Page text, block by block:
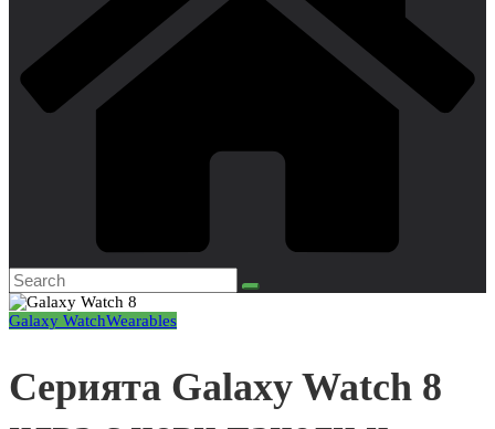
Galaxy WatchWearables
Серията Galaxy Watch 8